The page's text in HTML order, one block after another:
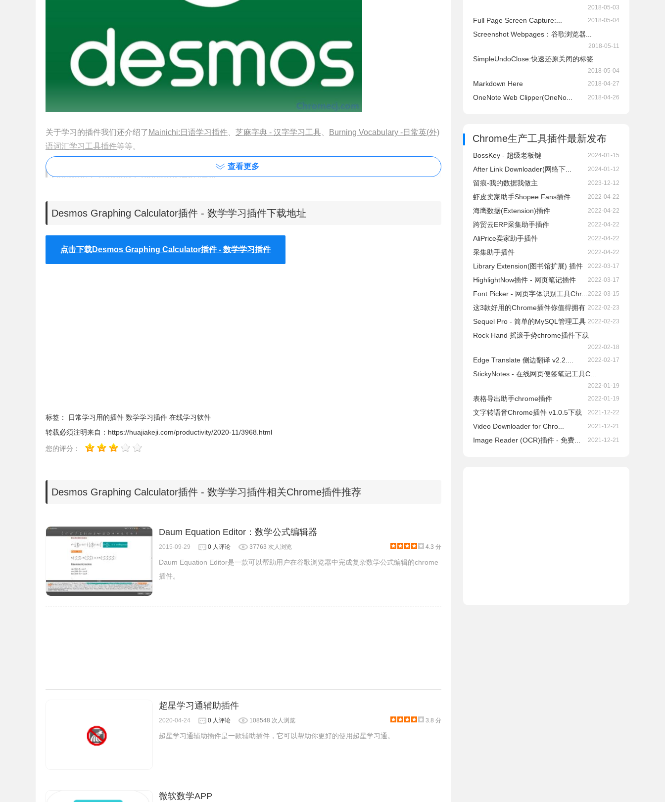
关于学习的插件我们还介绍了 Mainichi:日语学习插件 芝麻字典 - 汉字学习工具
Burning Vocabulary -日常英(外)
语词汇学习工具插件等等。
Desmos Graphing Calculator插件特征
1、绘图：绘制极坐标图，直角坐标图或参数图。一次可以绘制多少个表达式没有限制-您甚至不需要以y =形式输
2、滑块：交互式调整值以建立直觉，或为任何参数设置动画以可视化其对图形的影响
3、表格：输入和绘图数据，或为任何功能创建输入-输出表格
4、统计资料：找出最适合的线，抛物线等。
【chrome://extensions/】进入chrome扩展程序，解压你在本站下载的插件，并拖入扩展程序页即可。
2、最新版本的chrome浏览器直接拖放安装时会出现“程序包无效CRX-HEADER-INVALID”的报错信息，参照：
3、插件安装完成后你就可以根据公式绘制参数图。
查看更多
Desmos Graphing Calculator插件 - 数学学习插件下载地址
点击下载Desmos Graphing Calculator插件 - 数学学习插件
标签： 日常学习用的插件 数学学习插件 在线学习软件
转载必须注明来自： https://huajiakeji.com/productivity/2020-11/3968.html
您的评分：
Desmos Graphing Calculator插件 - 数学学习插件相关Chrome插件推荐
Daum Equation Editor：数学公式编辑器
2015-09-29 0 人评论 37763 次人浏览 4.3 分
Daum Equation Editor是一款可以帮助用户在谷歌浏览器中完成复杂数学公式编辑的chrome
插件。
超星学习通辅助插件
2020-04-24 0 人评论 108548 次人浏览 3.8 分
超星学习通辅助插件是一款辅助插件，它可以帮助你更好的使用超星学习通。
微软数学APP
2018-05-03
Full Page Screen Capture:... 2018-05-04
Screenshot Webpages：谷歌浏览器...
2018-05-11
SimpleUndoClose:快速还原关闭的标签
2018-05-04
Markdown Here 2018-04-27
OneNote Web Clipper(OneNo... 2018-04-26
Chrome生产工具插件最新发布
BossKey - 超级老板键 2024-01-15
After Link Downloader(网络下... 2024-01-12
留痕-我的数据我做主 2023-12-12
虾皮卖家助手Shopee Fans插件 2022-04-22
海鹰数据(Extension)插件 2022-04-22
跨贸云ERP采集助手插件 2022-04-22
AliPrice卖家助手插件 2022-04-22
采集助手插件 2022-04-22
Library Extension(图书馆扩展) 插件 2022-03-17
HighlightNow插件 - 网页笔记插件 2022-03-17
Font Picker - 网页字体识别工具Chr... 2022-03-15
这3款好用的Chrome插件你值得拥有 2022-02-23
Sequel Pro - 简单的MySQL管理工具 2022-02-23
Rock Hand 摇滚手势chrome插件下载
2022-02-18
Edge Translate 侧边翻译 v2.2.... 2022-02-17
StickyNotes - 在线网页便签笔记工具C...
2022-01-19
表格导出助手chrome插件 2022-01-19
文字转语音Chrome插件 v1.0.5下载 2021-12-22
Video Downloader for Chro... 2021-12-21
Image Reader (OCR)插件 - 免费... 2021-12-21